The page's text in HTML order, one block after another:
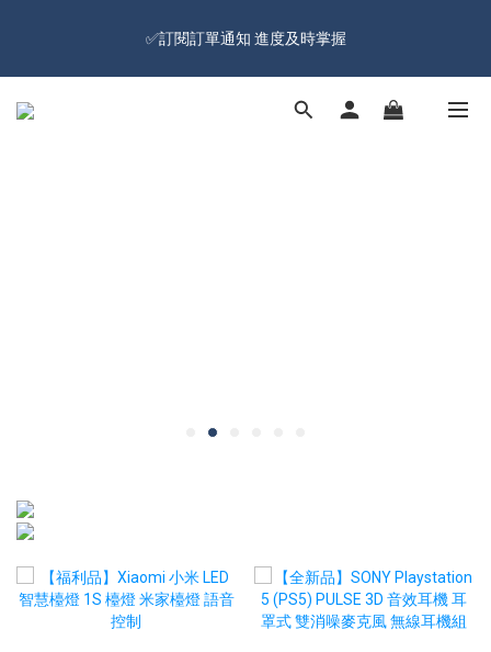
NTD  🚛
✅訂閱訂單通知 進度及時掌握
🔥Đăng kí hội viên tặng ngay 100 NTD ưu đãi🔥Freeship từ 599